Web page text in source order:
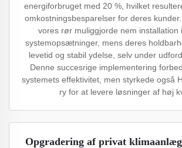
energiforbruget med 20 %, hvilket
omkostningsbesparelser for deres
vores rør muliggjorde nem installation
systemopsætninger, mens deres
levetid og stabil ydelse, selv under
Denne succesrige implementering
systemets effektivitet, men styrkede også
ry for at levere løsninger af høj
Opgradering af privat klimaanlæg